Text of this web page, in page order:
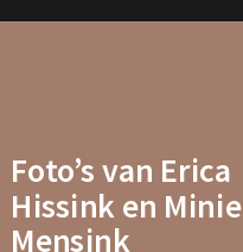
Foto’s van Erica
Hissink en Minie
Mensink